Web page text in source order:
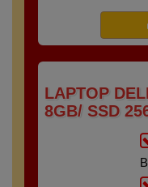
Bảo
LAPTOP
8GB/ SSD